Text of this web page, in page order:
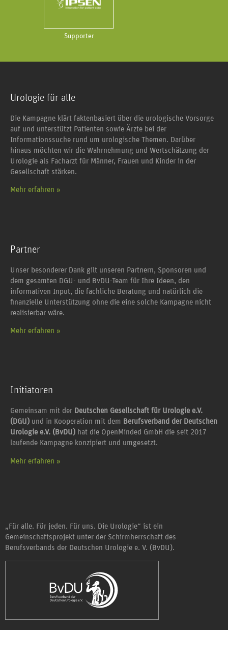
Supporter
Urologie für alle
Die Kampagne klärt faktenbasiert über die urologische Vorsorge
auf und unterstützt Patienten sowie Ärzte bei der
Informationssuche rund um urologische Themen. Darüber
hinaus möchten wir die Wahrnehmung und Wertschätzung der
Urologie als Facharzt für Männer, Frauen und Kinder in der
Gesellschaft stärken.
Mehr erfahren »
Partner
Unser besonderer Dank gilt unseren Partnern, Sponsoren und
dem gesamten DGU- und BvDU-Team für Ihre Ideen, den
informativen Input, die fachliche Beratung und natürlich die
finanzielle Unterstützung ohne die eine solche Kampagne nicht
realisierbar wäre.
Mehr erfahren »
Initiatoren
Gemeinsam mit der Deutschen Gesellschaft für Urologie e.V.
(DGU) und in Kooperation mit dem Berufsverband der Deutschen
Urologie e.V. (BvDU) hat die OpenMinded GmbH die seit 2017
laufende Kampagne konzipiert und umgesetzt.
Mehr erfahren »
„Für alle. Für jeden. Für uns. Die Urologie“ ist ein
Gemeinschaftsprojekt unter der Schirmherrschaft des
Berufsverbands der Deutschen Urologie e. V. (BvDU).